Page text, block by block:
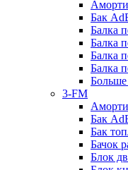
Бак
Балка
Балка
Балка
Балка
Больше
3-FM
Бак
Бак
Бачок
Блок